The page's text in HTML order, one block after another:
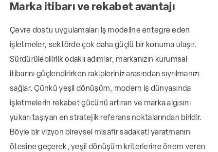
Marka itibarı ve rekabet avantajı
Çevre dostu uygulamaları iş modeline entegre eden
işletmeler, sektörde çok daha güçlü bir konuma ulaşır.
Sürdürülebilirlik odaklı adımlar, markanızın kurumsal
itibarını güçlendirirken rakipleriniz arasından sıyrılmanızı
sağlar. Çünkü yeşil dönüşüm, modern iş dünyasında
işletmelerin rekabet gücünü artıran ve marka algısını
yukarı taşıyan en stratejik referans noktalarından biridir.
Böyle bir vizyon bireysel misafir sadakati yaratmanın
ötesine geçerek, yeşil dönüşüm kriterlerine önem veren